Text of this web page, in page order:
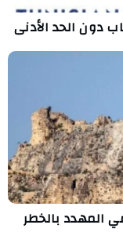
دون الحد الأدنى